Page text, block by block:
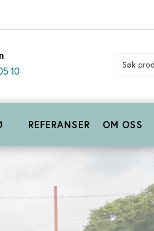
10
Search
for:
REFERANSER OM OSS